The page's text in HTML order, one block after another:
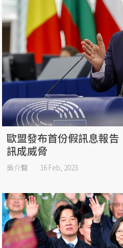
歐盟發布首份假訊息報
訊成威脅
吳介聲 16 Feb, 2023